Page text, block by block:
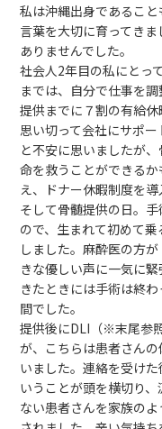
私は沖縄出身であるこ
言葉を大切に育ってき
ありませんでした。
社会人2年目の私にとっ
までは、自分で仕事を
提供までに７割の有給休
思い切って会社にサポー
と不安に思いましたが
命を救うことができる
え、ドナー休暇制度を
そして骨髄提供の日。
ので、生まれて初めて
しました。麻酔医の方
きな優しい声に一気に
きたときには手術は終
間でした。
提供後にDLI（※末尾参
が、こちらは患者さん
いました。連絡を受け
いうことが頭を横切り
ない患者さんを家族の